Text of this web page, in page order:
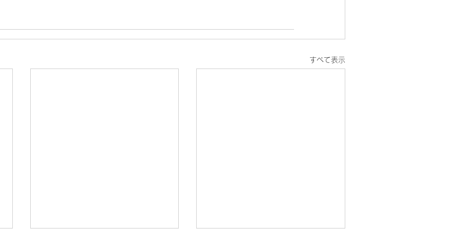
すべて表示